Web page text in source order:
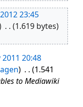
23:45
1.619 bytes
20:48
1.541
to Mediawiki